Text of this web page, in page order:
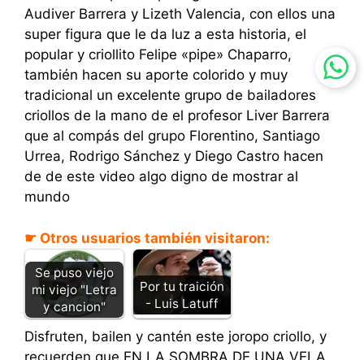
Audiver Barrera y Lizeth Valencia, con ellos una
super figura que le da luz a esta historia, el
popular y criollito Felipe «pipe» Chaparro,
también hacen su aporte colorido y muy
tradicional un excelente grupo de bailadores
criollos de la mano de el profesor Liver Barrera
que al compás del grupo Florentino, Santiago
Urrea, Rodrigo Sánchez y Diego Castro hacen
de de este video algo digno de mostrar al
mundo
☛ Otros usuarios también visitaron:
Se puso viejo
mi viejo "Letra
y cancion"
Por tu traición
- Luis Latuff
Disfruten, bailen y cantén este joropo criollo, y
recuerden que EN LA SOMBRA DE UNA VELA